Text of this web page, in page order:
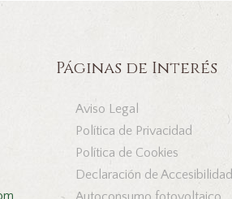
Páginas de Interés
Aviso Legal
Política de Privacidad
Política de Cookies
Declaración de Accesibilidad